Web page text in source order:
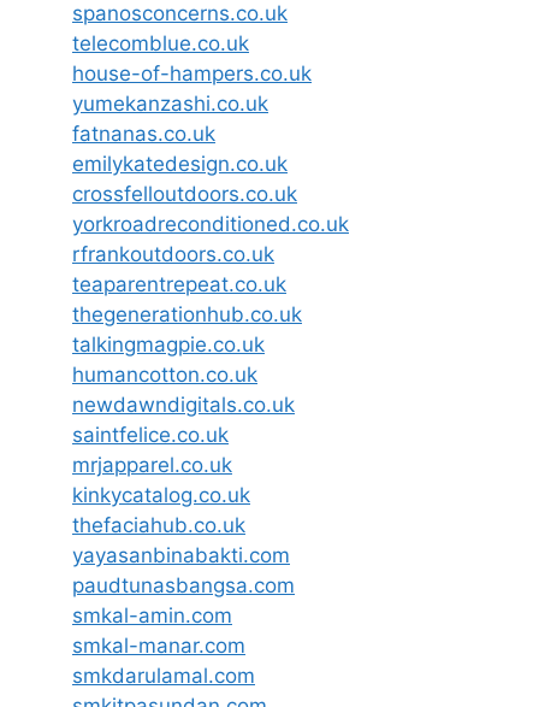
spanosconcerns.co.uk
telecomblue.co.uk
house-of-hampers.co.uk
yumekanzashi.co.uk
fatnanas.co.uk
emilykatedesign.co.uk
crossfelloutdoors.co.uk
yorkroadreconditioned.co.uk
rfrankoutdoors.co.uk
teaparentrepeat.co.uk
thegenerationhub.co.uk
talkingmagpie.co.uk
humancotton.co.uk
newdawndigitals.co.uk
saintfelice.co.uk
mrjapparel.co.uk
kinkycatalog.co.uk
thefaciahub.co.uk
yayasanbinabakti.com
paudtunasbangsa.com
smkal-amin.com
smkal-manar.com
smkdarulamal.com